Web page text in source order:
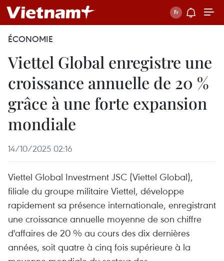
ÉCONOMIE
Viettel Global enregistre une
croissance annuelle de 20 %
grâce à une forte expansion
mondiale
14/10/2025 02:16
Viettel Global Investment JSC (Viettel Global),
filiale du groupe militaire Viettel, développe
rapidement sa présence internationale, enregistrant
une croissance annuelle moyenne de son chiffre
d'affaires de 20 % au cours des dix dernières
années, soit quatre à cinq fois supérieure à la